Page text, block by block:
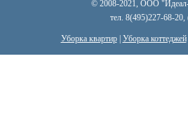
© 2008-2021, ООО "Идеал-
тел. 8(495)227-68-
Уборка квартир| Уборка коттеджей